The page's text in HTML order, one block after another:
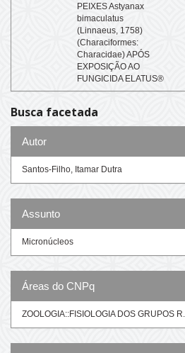
PEIXES Astyanax
bimaculatus
(Linnaeus, 1758)
(Characiformes:
Characidae) APÓS
EXPOSIÇÃO AO
FUNGICIDA ELATUS®
Busca facetada
Autor
Santos-Filho, Itamar Dutra
Assunto
Micronúcleos
Áreas do CNPq
ZOOLOGIA::FISIOLOGIA DOS GRUPOS R...